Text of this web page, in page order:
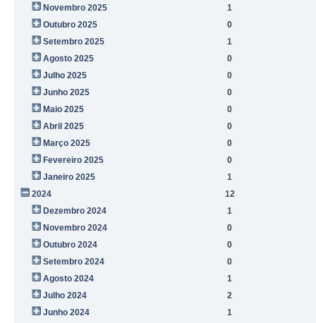
Novembro 2025
1
Outubro 2025
0
Setembro 2025
1
Agosto 2025
0
Julho 2025
0
Junho 2025
0
Maio 2025
0
Abril 2025
0
Março 2025
0
Fevereiro 2025
0
Janeiro 2025
1
2024
12
Dezembro 2024
1
Novembro 2024
0
Outubro 2024
0
Setembro 2024
0
Agosto 2024
1
Julho 2024
2
Junho 2024
1